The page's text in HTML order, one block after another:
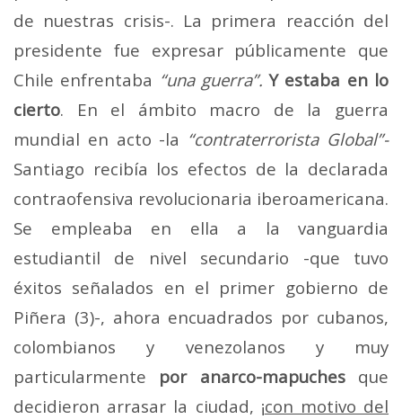
de nuestras crisis-. La primera reacción del
presidente fue expresar públicamente que
Chile enfrentaba “una guerra”. Y estaba en lo
cierto. En el ámbito macro de la guerra
mundial en acto -la “contraterrorista Global”-
Santiago recibía los efectos de la declarada
contraofensiva revolucionaria iberoamericana.
Se empleaba en ella a la vanguardia
estudiantil de nivel secundario -que tuvo
éxitos señalados en el primer gobierno de
Piñera (3)-, ahora encuadrados por cubanos,
colombianos y venezolanos y muy
particularmente por anarco-mapuchesque
decidieron arrasar la ciudad, ¡con motivo del